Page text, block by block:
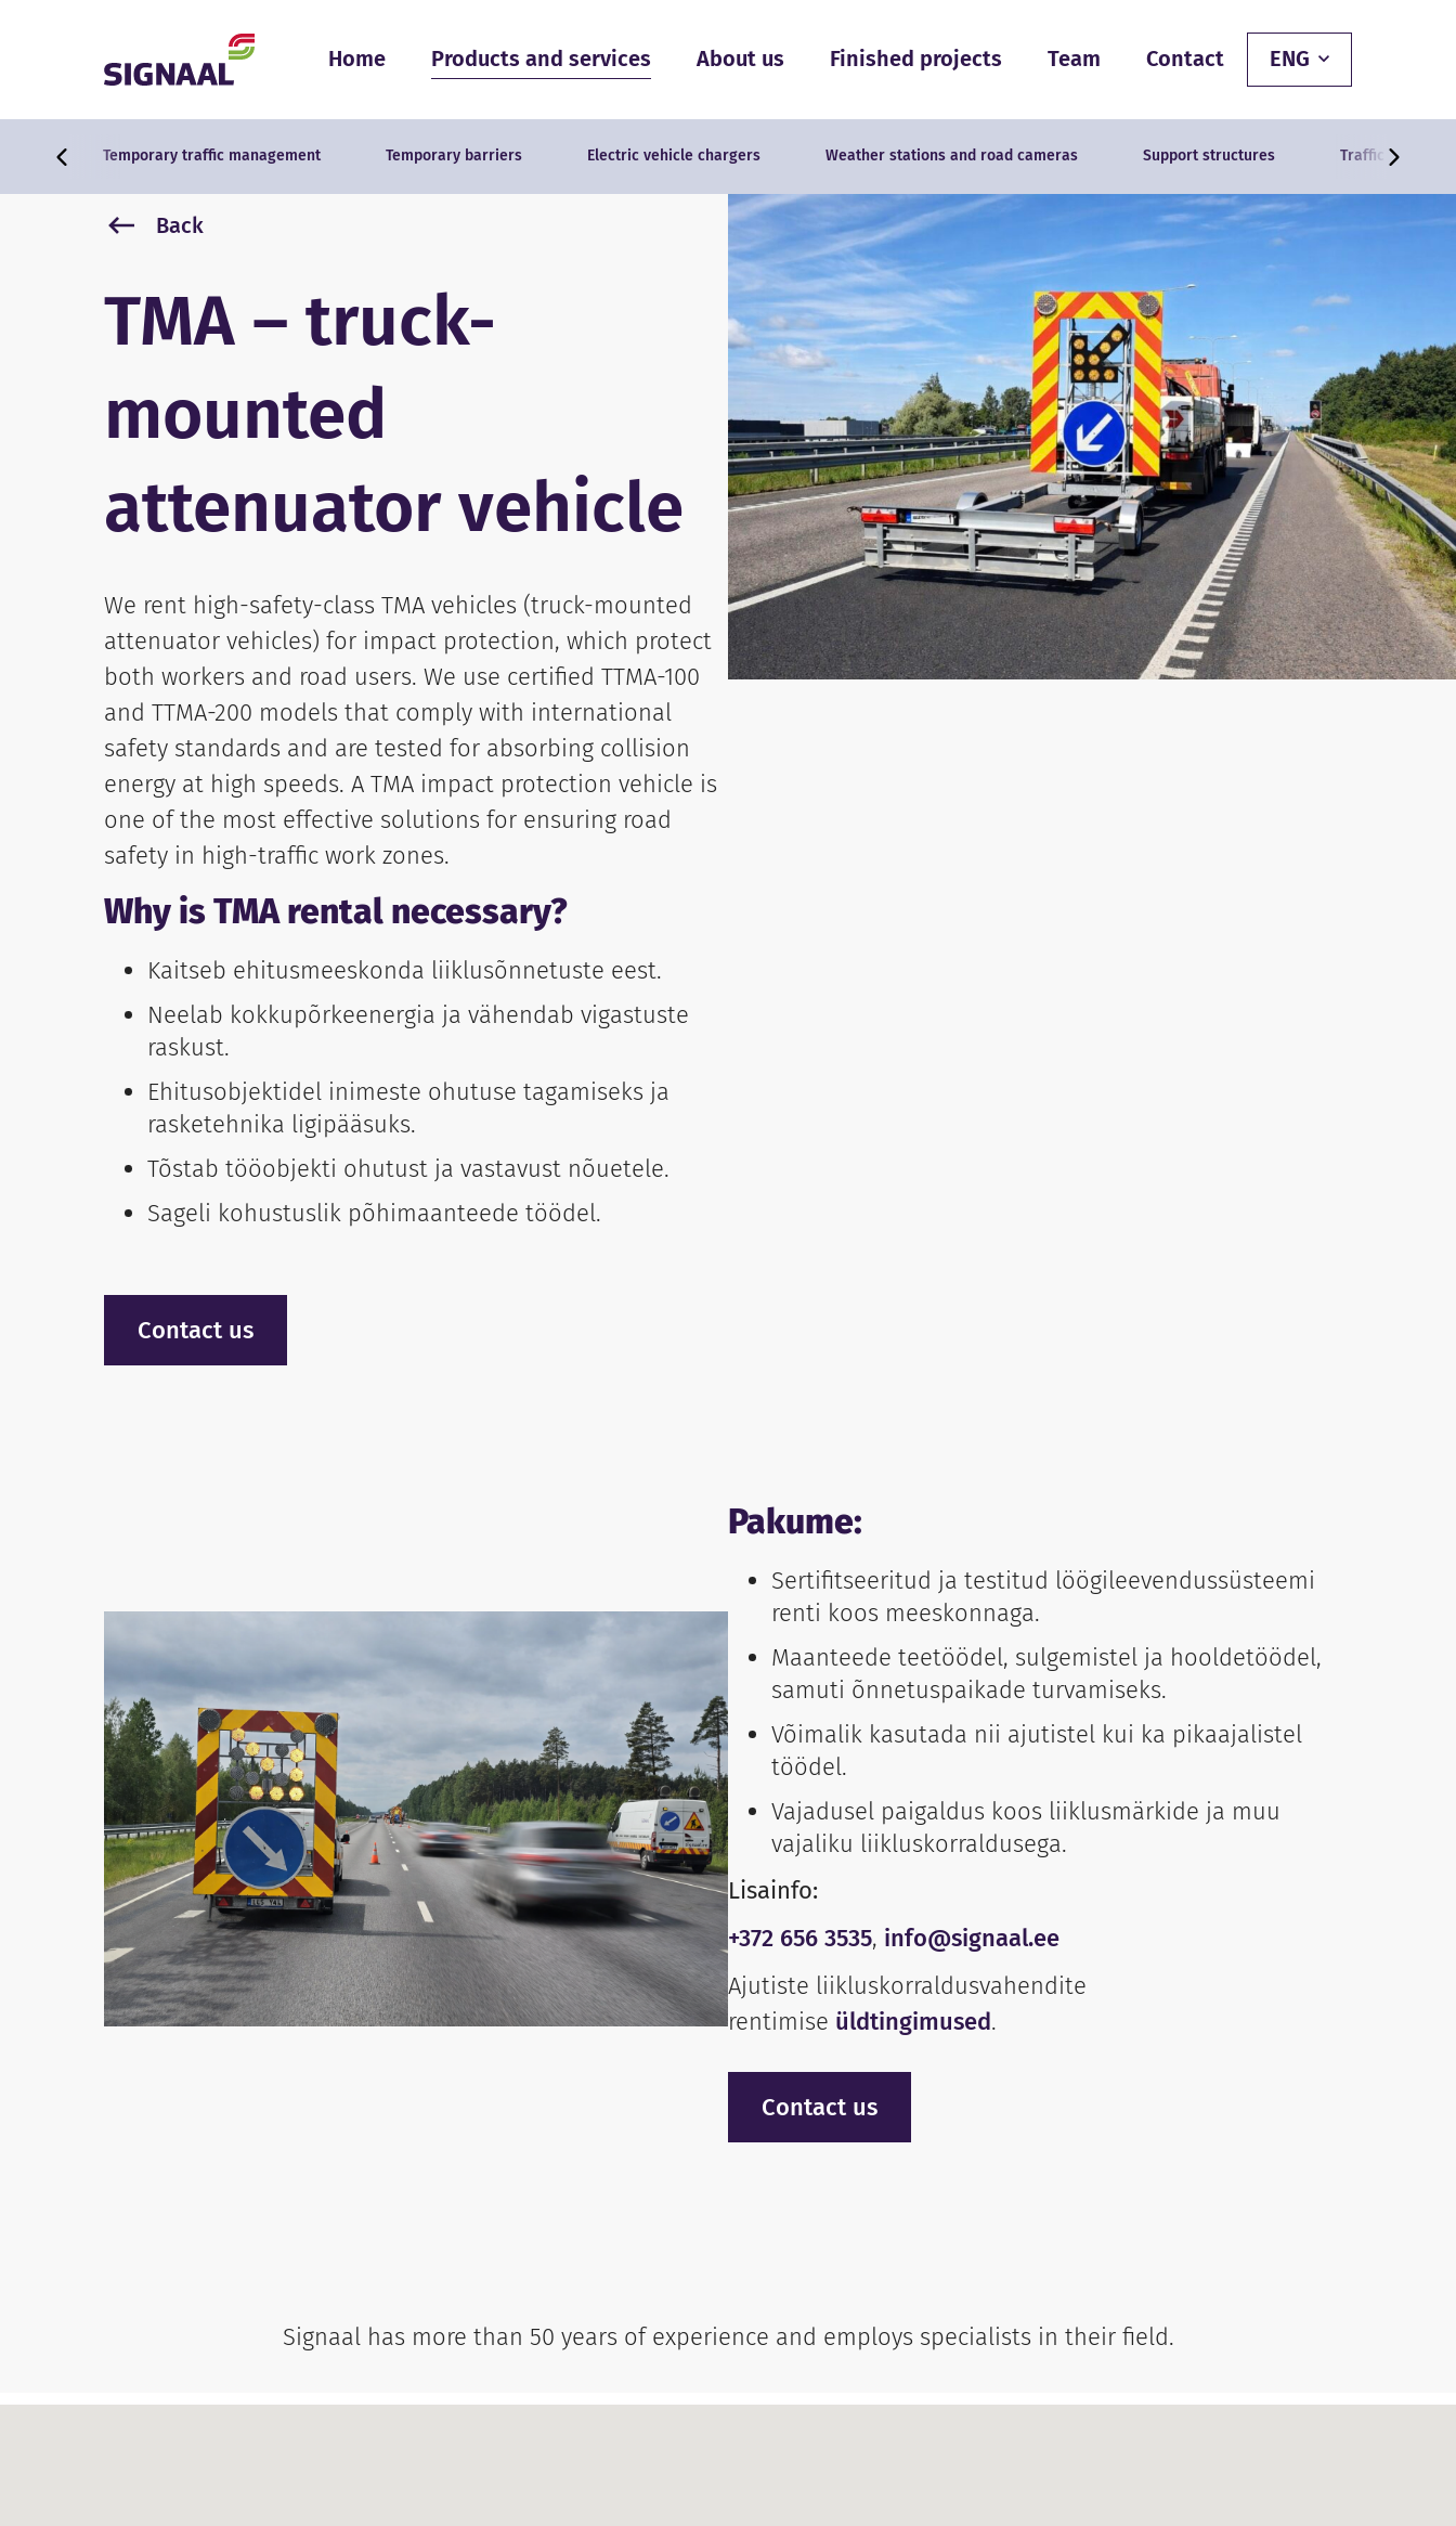
Home Products and services About us Finished projects Team Contact ENG
Temporary traffic management Temporary barriers Electric vehicle chargers Weather stations and road cameras Support structures Traffic signs
Back
TMA – truck-
mounted
attenuator vehicle
We rent high-safety-class TMA vehicles (truck-mounted
attenuator vehicles) for impact protection, which protect
both workers and road users. We use certified TTMA-100
and TTMA-200 models that comply with international
safety standards and are tested for absorbing collision
energy at high speeds. A TMA impact protection vehicle is
one of the most effective solutions for ensuring road
safety in high-traffic work zones.
Why is TMA rental necessary?
Kaitseb ehitusmeeskonda liiklusõnnetuste eest.
Neelab kokkupõrkeenergia ja vähendab vigastuste
raskust.
Ehitusobjektidel inimeste ohutuse tagamiseks ja
rasketehnika ligipääsuks.
Tõstab tööobjekti ohutust ja vastavust nõuetele.
Sageli kohustuslik põhimaanteede töödel.
Contact us
Pakume:
Sertifitseeritud ja testitud löögileevendussüsteemi
renti koos meeskonnaga.
Maanteede teetöödel, sulgemistel ja hooldetöödel,
samuti õnnetuspaikade turvamiseks.
Võimalik kasutada nii ajutistel kui ka pikaajalistel
töödel.
Vajadusel paigaldus koos liiklusmärkide ja muu
vajaliku liikluskorraldusega.
Lisainfo:
+372 656 3535, info@signaal.ee
Ajutiste liikluskorraldusvahendite
rentimise üldtingimused.
Contact us
Signaal has more than 50 years of experience and employs specialists in their field.